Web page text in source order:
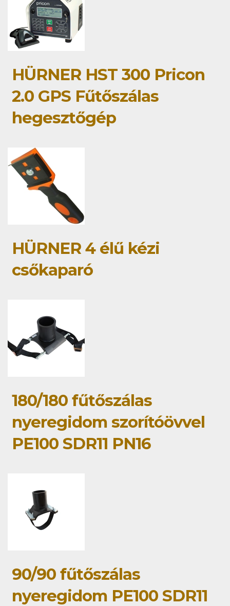
HÜRNER HST 300 Pricon
2.0 GPS Fűtőszálas
hegesztőgép
HÜRNER 4 élű kézi
csőkaparó
180/180 fűtőszálas
nyeregidom szorítóövvel
PE100 SDR11 PN16
90/90 fűtőszálas
nyeregidom PE100 SDR11